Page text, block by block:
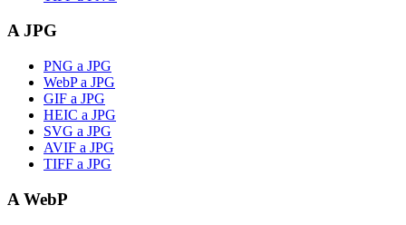
A JPG
PNG a JPG
WebP a JPG
GIF a JPG
HEIC a JPG
SVG a JPG
AVIF a JPG
TIFF a JPG
A WebP